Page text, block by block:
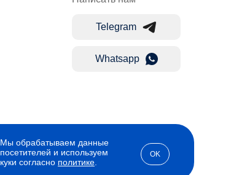
Telegram
Whatsapp
Мы обрабатываем данные
посетителей и используем
куки согласно политике
OK